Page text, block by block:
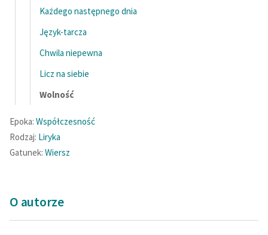
Kontakt
O projekcie
Zasady wykorzystania
Wolnych Lektur
Logotypy
Polityka prywatności
Każdego następnego dnia
Język-tarcza
Chwila niepewna
Licz na siebie
Wolność
Epoka: Współczesność
Rodzaj: Liryka
Gatunek: Wiersz
O autorze